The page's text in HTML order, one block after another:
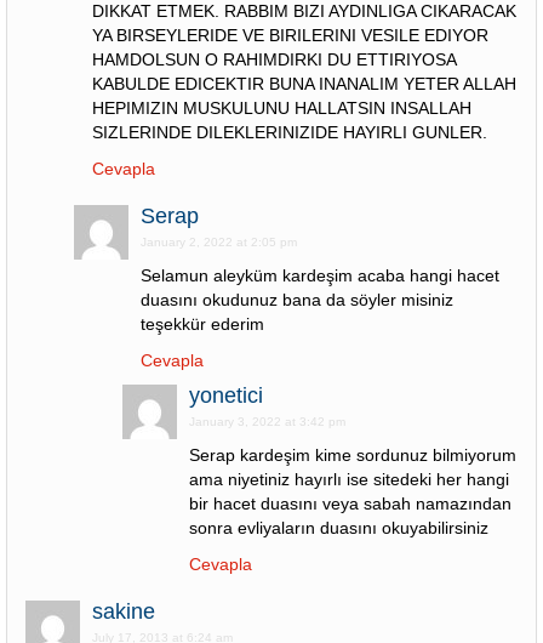
DIKKAT ETMEK. RABBIM BIZI AYDINLIGA CIKARACAK
YA BIRSEYLERIDE VE BIRILERINI VESILE EDIYOR
HAMDOLSUN O RAHIMDIRKI DU ETTIRIYOSA
KABULDE EDICEKTIR BUNA INANALIM YETER ALLAH
HEPIMIZIN MUSKULUNU HALLATSIN INSALLAH
SIZLERINDE DILEKLERINIZIDE HAYIRLI GUNLER.
Cevapla
Serap
January 2, 2022 at 2:05 pm
Selamun aleyküm kardeşim acaba hangi hacet
duasını okudunuz bana da söyler misiniz
teşekkür ederim
Cevapla
yonetici
January 3, 2022 at 3:42 pm
Serap kardeşim kime sordunuz bilmiyorum
ama niyetiniz hayırlı ise sitedeki her hangi
bir hacet duasını veya sabah namazından
sonra evliyaların duasını okuyabilirsiniz
Cevapla
sakine
July 17, 2013 at 6:24 am